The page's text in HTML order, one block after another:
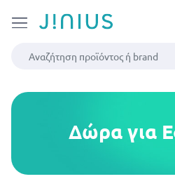
Δώρα για